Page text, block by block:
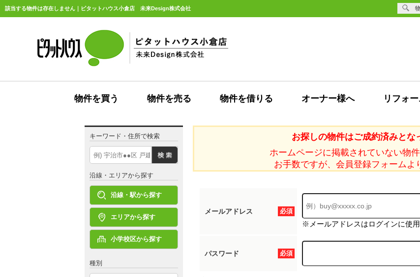
該当する物件は存在しません｜ピタットハウス小倉店 未来Design株式会社
物件を買う 物件を売る 物件を借りる オーナー様へ リフォ
お探しの物件はご成約済みとな
ホームページに掲載されていない物
お手数ですが、会員登録フォームよ
必須
メールアドレス
※メールアドレスはログインに使用
必須
パスワード
キーワード・住所で検索
沿線・エリアから探す
沿線・駅から探す
エリアから探す
小学校区から探す
種別